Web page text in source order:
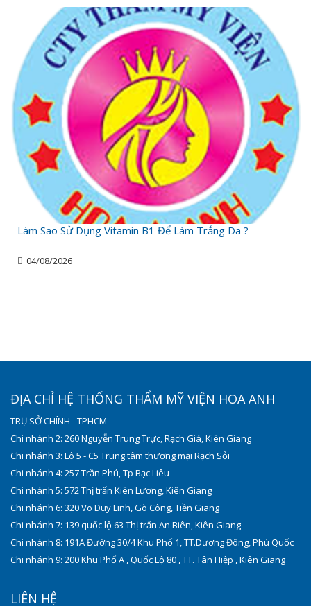
Làm Sao Sử Dụng Vitamin B1 Để Làm Trắng Da ?
04/08/2026
ĐỊA CHỈ HỆ THỐNG THẨM MỸ VIỆN HOA ANH
TRỤ SỞ CHÍNH - TPHCM
Chi nhánh 2: 260 Nguyễn Trung Trực, Rạch Giá, Kiên Giang
Chi nhánh 3: Lô 5 - C5 Trung tâm thương mại Rạch Sỏi
Chi nhánh 4: 257 Trần Phú, Tp Bạc Liêu
Chi nhánh 5: 572 Thị trấn Kiên Lương, Kiên Giang
Chi nhánh 6: 320 Võ Duy Linh, Gò Công, Tiền Giang
Chi nhánh 7: 139 quốc lộ 63 Thị trấn An Biên, Kiên Giang
Chi nhánh 8: 191A Đường 30/4 Khu Phố 1, TT.Dương Đông, Phú Quốc
Chi nhánh 9: 200 Khu Phố A , Quốc Lộ 80 , TT. Tân Hiệp , Kiên Giang
LIÊN HỆ